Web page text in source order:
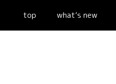
top what’s new